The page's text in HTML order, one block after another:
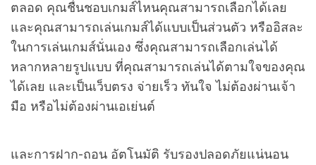
ตลอด คุณชื่นชอบเกมส์ไหนคุณสามารถเลือกได้เลย
และคุณสามารถเล่นเกมส์ได้แบบเป็นส่วนตัว หรืออิสละ
ในการเล่นเกมส์นั่นเอง ซึ่งคุณสามารถเลือกเล่นได้
หลากหลายรูปแบบ ที่คุณสามารถเล่นได้ตามใจของคุณ
ได้เลย และเป็นเว็บตรง จ่ายเร็ว ทันใจ ไม่ต้องผ่านเจ้า
มือ หรือไม่ต้องผ่านเอเย่นต์
และการฝาก-ถอน อัตโนมัติ รับรองปลอดภัยแน่นอน